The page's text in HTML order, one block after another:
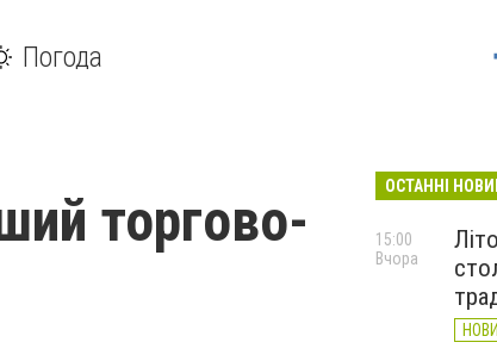
Погода
торгово-
ОСТАННІ
15:00
Вчора